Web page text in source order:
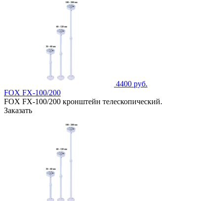
4400 руб.
FOX FX-100/200
FOX FX-100/200 кронштейн телескопический.
Заказать